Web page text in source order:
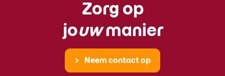
Zorg op
jouwmanier
Neem contact op